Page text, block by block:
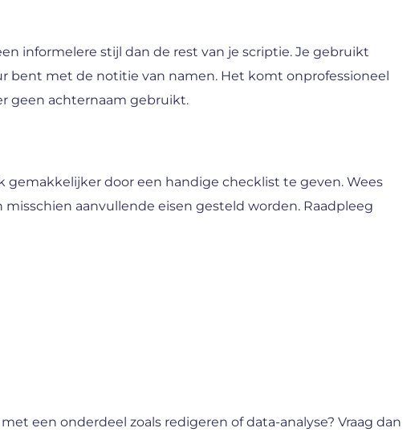
informelere stijl dan de rest van je scriptie. Je gebruikt
bent met de notitie van namen. Het komt onprofessioneel
geen achternaam gebruikt.
door een handige checklist te geven. Wees
aanvullende eisen gesteld worden. Raadpleeg
een onderdeel zoals redigeren of data-analyse? Vraag dan